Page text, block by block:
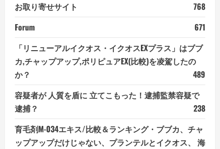
お取り寄せサイト
768
Forum
671
「リニューアルイクオス・イクオスEXプラス」はブブ
カ,チャップアップ,ポリピュアEX(比較)を凌駕したの
か？
489
容疑者が 人質を盾に 立てこもった！逮捕監禁容疑で
逮捕？
238
育毛剤M-034エキス/比較＆ランキング・ブブカ、チャ
ップアップだけじゃない、プランテルとイクオス、 海